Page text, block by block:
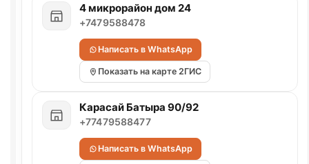
4 микрорайон дом 24
+7479588478
Написать в WhatsApp
Показать на карте 2ГИС
Карасай Батыра 90/92
+77479588477
Написать в WhatsApp